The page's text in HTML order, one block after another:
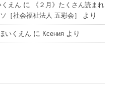
くえん に
《２月》たくさん読まれ
［社会福祉法人 五彩会］
より
いくえん に Ксения より